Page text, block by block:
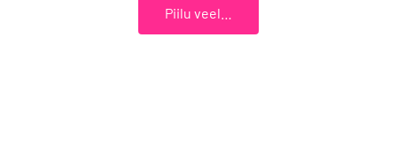
Piilu veel…